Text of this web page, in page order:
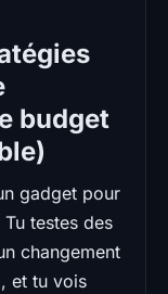
budget
gadget pour
testes des
changement
et tu vois